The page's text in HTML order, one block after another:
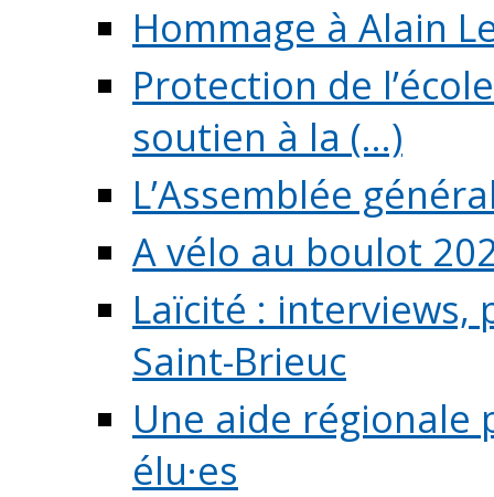
Hommage à Alain
Protection de
soutien à la (...)
L’Assemblée
A vélo au boulot
Laïcité :
Saint-Brieuc
Une aide régionale
élu·es